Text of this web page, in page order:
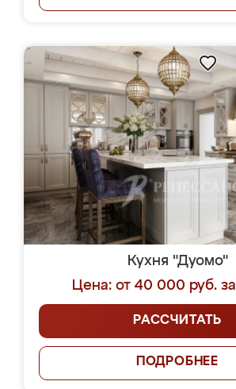
Кухня "Дуомо"
Цена: от 40 000 руб.
РАССЧИТАТЬ
ПОДРОБНЕЕ